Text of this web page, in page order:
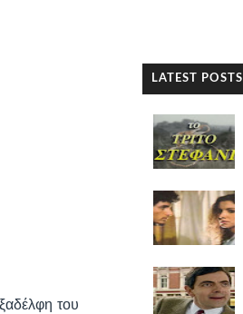
του
LATEST POSTS